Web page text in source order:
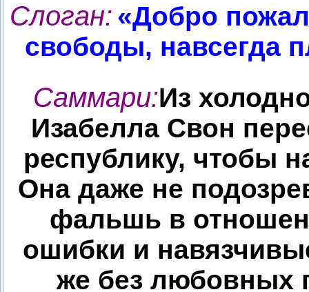
Слоган: «Добро
свободы, навсегда
Саммари:Из
Изабелла Свон
республику, чтобы
Она даже не
фальшь в
ошибки и
же без любовных